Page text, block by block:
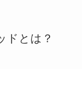
ドとは？